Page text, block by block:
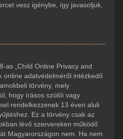
vesz igénybe, így javasoljuk,
as „Child Online Privacy and
online adatvédelméről intézkedő
törvény, mely
hogy írásos szülői vagy
rendelkezzenek 13 éven aluli
Ez a törvény csak az
lévő szervereken működő
Magyarországon nem. Ha nem